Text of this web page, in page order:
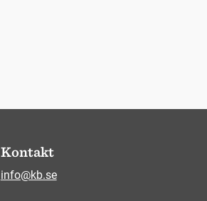
Kontakt
info@kb.se